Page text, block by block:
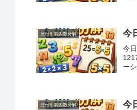
日付を素因数分解 今
今
ー
日付を素因数分解 今